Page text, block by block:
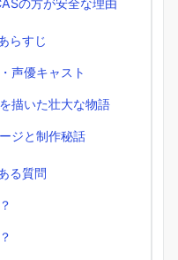
の方が安全な理由
らすじ
声優キャスト
描いた壮大な物語
ジと制作秘話
る質問